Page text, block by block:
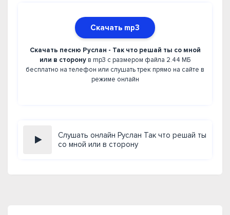
Скачать mp3
Скачать песню Руслан - Так что решай ты со мной
или в сторону в mp3 с размером файла 2.44 МБ
бесплатно на телефон или слушать трек прямо на сайте в
режиме онлайн
Слушать онлайн Руслан Так что решай ты
со мной или в сторону